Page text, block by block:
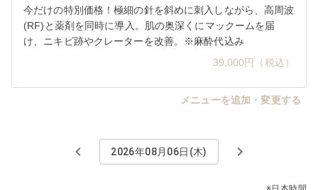
今だけの特別価格！極細の針を斜めに刺入しながら、高周波
(RF)と薬剤を同時に導入。肌の奥深くにマックームを届
け、ニキビ跡やクレーターを改善。※麻酔代込み
39,000円（税込）
メニューを追加・変更する
2026年08月06日(木)